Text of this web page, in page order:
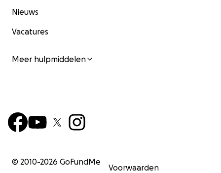
Nieuws
Vacatures
Meer hulpmiddelen
© 2010-2026 GoFundMe
Voorwaarden